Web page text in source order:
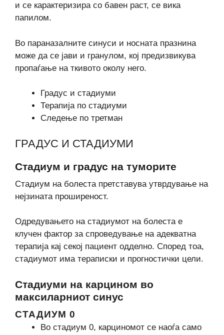
и се карактеризира со бавен раст, се вика
папилом.
Во параназалните синуси и носната празнина
може да се јави и гранулом, кој предизвикува
пропаѓање на ткивото околу него.
Градус и стадиуми
Терапија по стадиуми
Следење по третман
ГРАДУС И СТАДИУМИ
Стадиум и градус на туморите
Стадиум на болеста претставува утврдување на
нејзината проширеност.
Одредувањето на стадиумот на болеста е
клучен фактор за спроведување на адекватна
терапија кај секој пациент одделно. Според тоа,
стадиумот има тераписки и прогностички цели.
Стадиуми на карцином во
максиларниот синус
СТАДИУМ 0
Во стадиум 0, карциномот се наоѓа само